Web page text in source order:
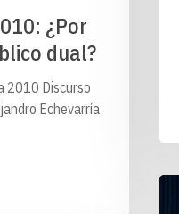
¿Por
dual?
2010 Discurso
Echevarría